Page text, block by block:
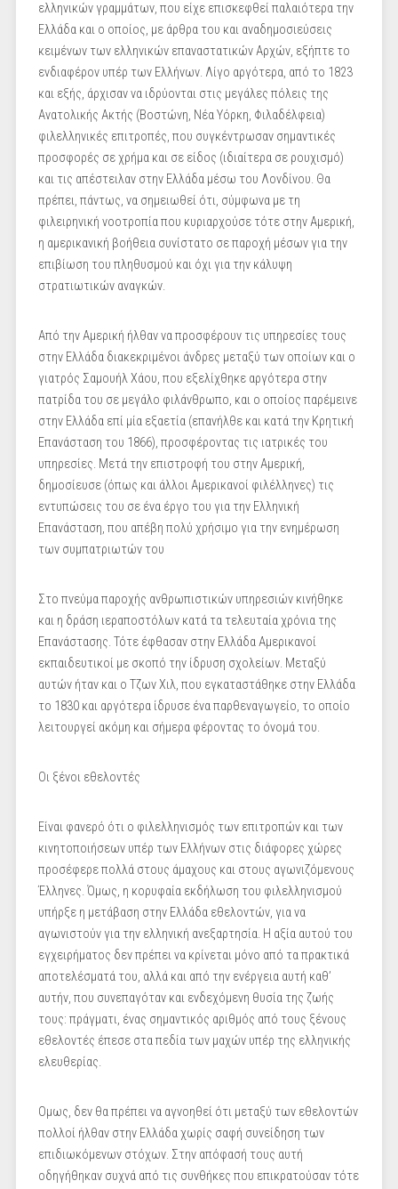
ελληνικών γραμμάτων, που είχε επισκεφθεί παλαιότερα την
Ελλάδα και ο οποίος, με άρθρα του και αναδημοσιεύσεις
κειμένων των ελληνικών επαναστατικών Αρχών, εξήπτε το
ενδιαφέρον υπέρ των Ελλήνων. Λίγο αργότερα, από το 1823
και εξής, άρχισαν να ιδρύονται στις μεγάλες πόλεις της
Ανατολικής Ακτής (Βοστώνη, Νέα Υόρκη, Φιλαδέλφεια)
φιλελληνικές επιτροπές, που συγκέντρωσαν σημαντικές
προσφορές σε χρήμα και σε είδος (ιδιαίτερα σε ρουχισμό)
και τις απέστειλαν στην Ελλάδα μέσω του Λονδίνου. Θα
πρέπει, πάντως, να σημειωθεί ότι, σύμφωνα με τη
φιλειρηνική νοοτροπία που κυριαρχούσε τότε στην Αμερική,
η αμερικανική βοήθεια συνίστατο σε παροχή μέσων για την
επιβίωση του πληθυσμού και όχι για την κάλυψη
στρατιωτικών αναγκών.
Από την Αμερική ήλθαν να προσφέρουν τις υπηρεσίες τους
στην Ελλάδα διακεκριμένοι άνδρες μεταξύ των οποίων και ο
γιατρός Σαμουήλ Χάου, που εξελίχθηκε αργότερα στην
πατρίδα του σε μεγάλο φιλάνθρωπο, και ο οποίος παρέμεινε
στην Ελλάδα επί μία εξαετία (επανήλθε και κατά την Κρητική
Επανάσταση του 1866), προσφέροντας τις ιατρικές του
υπηρεσίες. Μετά την επιστροφή του στην Αμερική,
δημοσίευσε (όπως και άλλοι Αμερικανοί φιλέλληνες) τις
εντυπώσεις του σε ένα έργο του για την Ελληνική
Επανάσταση, που απέβη πολύ χρήσιμο για την ενημέρωση
των συμπατριωτών του
Στο πνεύμα παροχής ανθρωπιστικών υπηρεσιών κινήθηκε
και η δράση ιεραποστόλων κατά τα τελευταία χρόνια της
Επανάστασης. Τότε έφθασαν στην Ελλάδα Αμερικανοί
εκπαιδευτικοί με σκοπό την ίδρυση σχολείων. Μεταξύ
αυτών ήταν και ο Τζων Χιλ, που εγκαταστάθηκε στην Ελλάδα
το 1830 και αργότερα ίδρυσε ένα παρθεναγωγείο, το οποίο
λειτουργεί ακόμη και σήμερα φέροντας το όνομά του.
Οι ξένοι εθελοντές
Είναι φανερό ότι ο φιλελληνισμός των επιτροπών και των
κινητοποιήσεων υπέρ των Ελλήνων στις διάφορες χώρες
προσέφερε πολλά στους άμαχους και στους αγωνιζόμενους
Έλληνες. Όμως, η κορυφαία εκδήλωση του φιλελληνισμού
υπήρξε η μετάβαση στην Ελλάδα εθελοντών, για να
αγωνιστούν για την ελληνική ανεξαρτησία. Η αξία αυτού του
εγχειρήματος δεν πρέπει να κρίνεται μόνο από τα πρακτικά
αποτελέσματά του, αλλά και από την ενέργεια αυτή καθ’
αυτήν, που συνεπαγόταν και ενδεχόμενη θυσία της ζωής
τους: πράγματι, ένας σημαντικός αριθμός από τους ξένους
εθελοντές έπεσε στα πεδία των μαχών υπέρ της ελληνικής
ελευθερίας.
Ομως, δεν θα πρέπει να αγνοηθεί ότι μεταξύ των εθελοντών
πολλοί ήλθαν στην Ελλάδα χωρίς σαφή συνείδηση των
επιδιωκόμενων στόχων. Στην απόφασή τους αυτή
οδηγήθηκαν συχνά από τις συνθήκες που επικρατούσαν τότε